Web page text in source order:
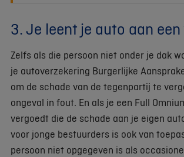
3. Je leent je auto aan
Zelfs als die persoon niet onder je dak
je autoverzekering Burgerlijke
om de schade van de tegenpartij te
ongeval in fout. En als je een Full
vergoedt die de schade aan je eigen
voor jonge bestuurders is ook van
persoon niet opgegeven is als